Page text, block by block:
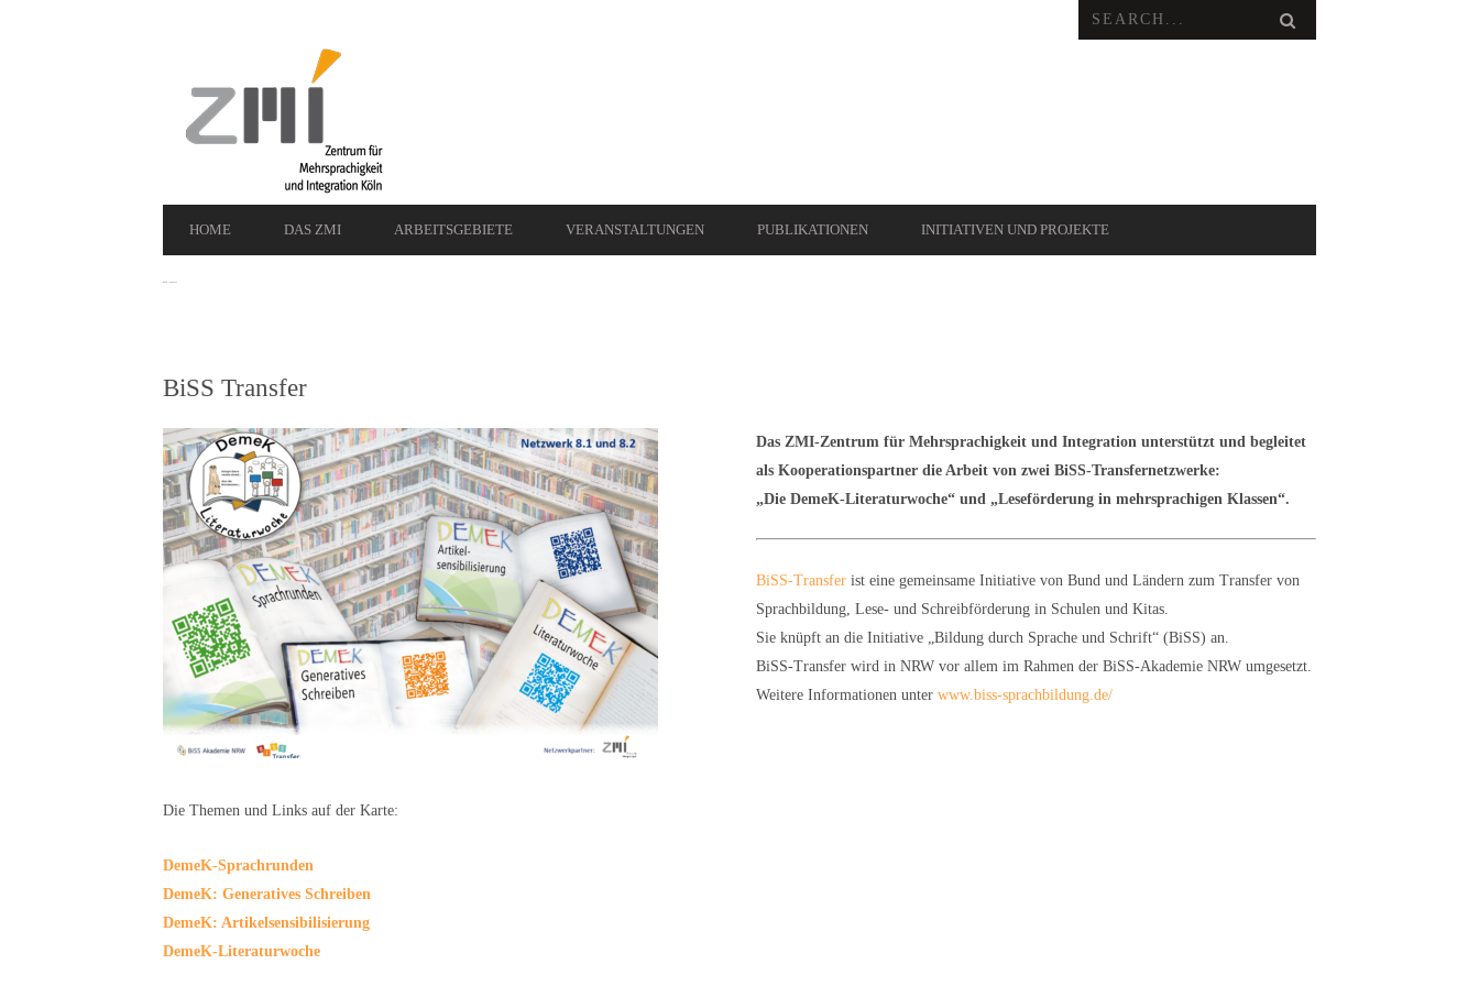
Navigation
HOME DAS ZMI ARBEITSGEBIETE VERANSTALTUNGEN PUBLIKATIONEN INITIATIVEN UND PROJEKTE
BiSS Transfer
Die Themen und Links auf der Karte:
DemeK-Sprachrunden
DemeK: Generatives Schreiben
DemeK: Artikelsensibilisierung
DemeK-Literaturwoche
Das ZMI-Zentrum für Mehrsprachigkeit und Integration unterstützt und begleitet
als Kooperationspartner die Arbeit von zwei BiSS-Transfernetzwerke:
„Die DemeK-Literaturwoche“ und „Leseförderung in mehrsprachigen Klassen“.
BiSS-Transfer ist eine gemeinsame Initiative von Bund und Ländern zum Transfer von
Sprachbildung, Lese- und Schreibförderung in Schulen und Kitas.
Sie knüpft an die Initiative „Bildung durch Sprache und Schrift“ (BiSS) an.
BiSS-Transfer wird in NRW vor allem im Rahmen der BiSS-Akademie NRW umgesetzt.
Weitere Informationen unter www.biss-sprachbildung.de/